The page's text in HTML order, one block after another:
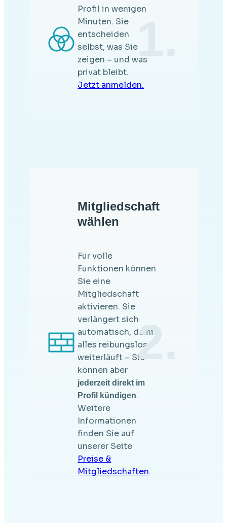
Profil in wenigen
Minuten. Sie
entscheiden
selbst, was Sie
zeigen – und was
privat bleibt.
Jetzt anmelden.
1.
Mitgliedschaft
wählen
Für volle
Funktionen können
Sie eine
Mitgliedschaft
aktivieren. Sie
verlängert sich
automatisch, damit
alles reibungslos
weiterläuft – Sie
können aber
jederzeit direkt im
Profil kündigen.
Weitere
Informationen
finden Sie auf
unserer Seite
Preise &
Mitgliedschaften.
2.